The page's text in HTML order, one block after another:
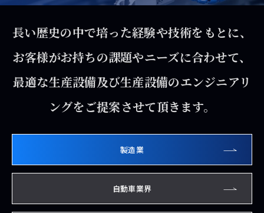
長い歴史の中で培った経験や技術をもとに、
お客様がお持ちの課題やニーズに合わせて、
最適な生産設備及び生産設備のエンジニアリ
ングをご提案させて頂きます。
製造業
自動車業界